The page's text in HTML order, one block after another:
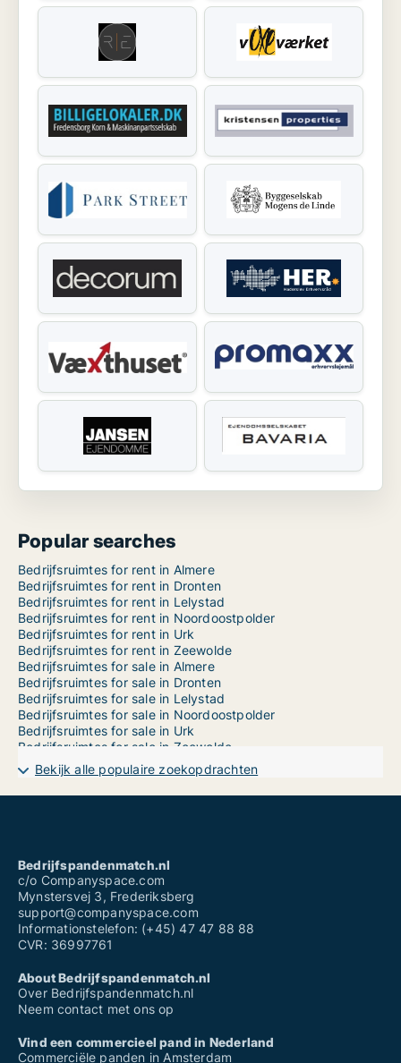
Popular searches
Bedrijfsruimtes for rent in Almere
Bedrijfsruimtes for rent in Dronten
Bedrijfsruimtes for rent in Lelystad
Bedrijfsruimtes for rent in Noordoostpolder
Bedrijfsruimtes for rent in Urk
Bedrijfsruimtes for rent in Zeewolde
Bedrijfsruimtes for sale in Almere
Bedrijfsruimtes for sale in Dronten
Bedrijfsruimtes for sale in Lelystad
Bedrijfsruimtes for sale in Noordoostpolder
Bedrijfsruimtes for sale in Urk
Bedrijfsruimtes for sale in Zeewolde
Bekijk alle populaire zoekopdrachten
Bedrijfspandenmatch.nl
c/o Companyspace.com
Mynstersvej 3, Frederiksberg
support@companyspace.com
Informationstelefon: (+45) 47 47 88 88
CVR: 36997761
About Bedrijfspandenmatch.nl
Over Bedrijfspandenmatch.nl
Neem contact met ons op
Vind een commercieel pand in Nederland
Commerciële panden in Amsterdam